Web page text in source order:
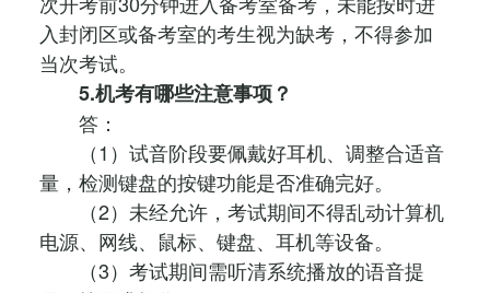
入封闭区或备考室的考生视为缺考，不得参加
当次考试。
5.机考有哪些注意事项？
答：
（1）试音阶段要佩戴好耳机、调整合适音
量，检测键盘的按键功能是否准确完好。
（2）未经允许，考试期间不得乱动计算机
电源、网线、鼠标、键盘、耳机等设备。
（3）考试期间需听清系统播放的语音提